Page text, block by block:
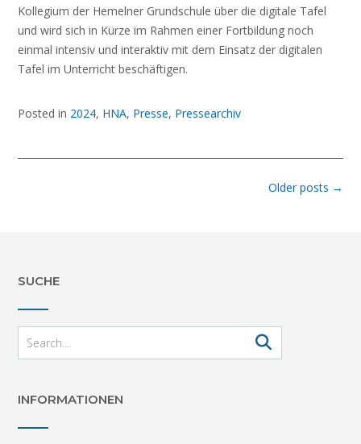
Kollegium der Hemelner Grundschule über die digitale Tafel
und wird sich in Kürze im Rahmen einer Fortbildung noch
einmal intensiv und interaktiv mit dem Einsatz der digitalen
Tafel im Unterricht beschäftigen.
Posted in 2024, HNA, Presse, Pressearchiv
Older posts →
SUCHE
INFORMATIONEN